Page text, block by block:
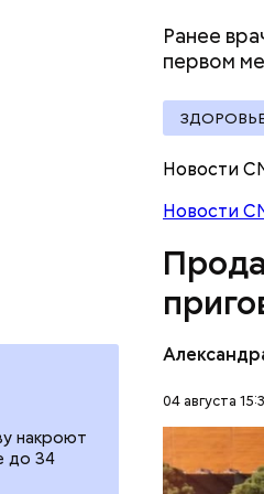
накроют
до 34
Ранее
первом
Новости
Новости
04 августа
В мае
Гусейна
Фото:
Молодого
которая
дней